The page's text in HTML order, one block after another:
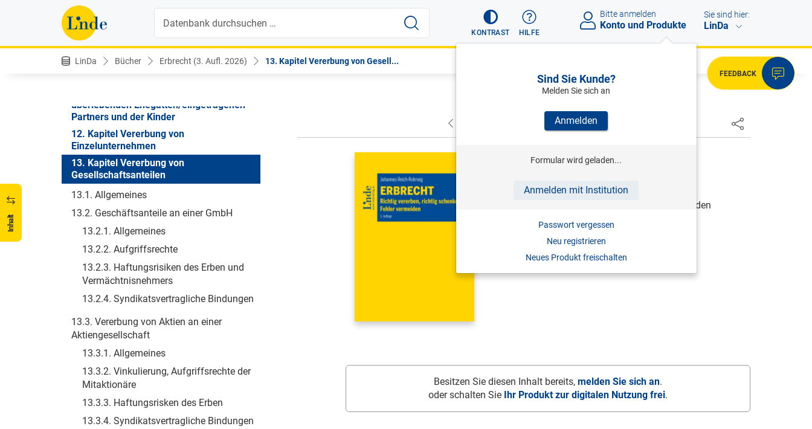
KONTRAST HILFE
Bitte anmelden
Konto und Produkte
Sind Sie Kunde?
Melden Sie sich an
Anmelden
Formular wird geladen...
Anmelden mit Institution
Passwort vergessen
Neu registrieren
Neues Produkt freischalten
Sie sind hier:
LinDa
LinDa Bücher Erbrecht (3. Aufl. 2026) 13. Kapitel Vererbung von Gesell...
FEEDBACK
Inhalt
Schenkungen
9. Kapitel Erbunwürdigkeit von Ehegatten,
Kindern und Dritten
10. Kapitel Internationales Privatrecht -
oder: Flucht vor dem österreichischen Erb-
überlebenden Ehegatten/eingetragenen
Partners und der Kinder
12. Kapitel Vererbung von
Einzelunternehmen
13. Kapitel Vererbung von
Gesellschaftsanteilen
13.1. Allgemeines
13.2. Geschäftsanteile an einer GmbH
13.2.1. Allgemeines
13.2.2. Aufgriffsrechte
13.2.3. Haftungsrisiken des Erben und
Vermächtnisnehmers
13.2.4. Syndikatsvertragliche Bindungen
13.3. Vererbung von Aktien an einer
Aktiengesellschaft
13.3.1. Allgemeines
13.3.2. Vinkulierung, Aufgriffsrechte der
Mitaktionäre
13.3.3. Haftungsrisken des Erben
13.3.4. Syndikatsvertragliche Bindungen
NÄCHSTER
REICH-ROHRWIG
Richtig vererben, richtig schenken, Fehler vermeiden
3. Aufl. 2026
978-3-7073-5406-5
Besitzen Sie diesen Inhalt bereits, melden Sie sich an.
oder schalten Sie Ihr Produkt zur digitalen Nutzung frei.